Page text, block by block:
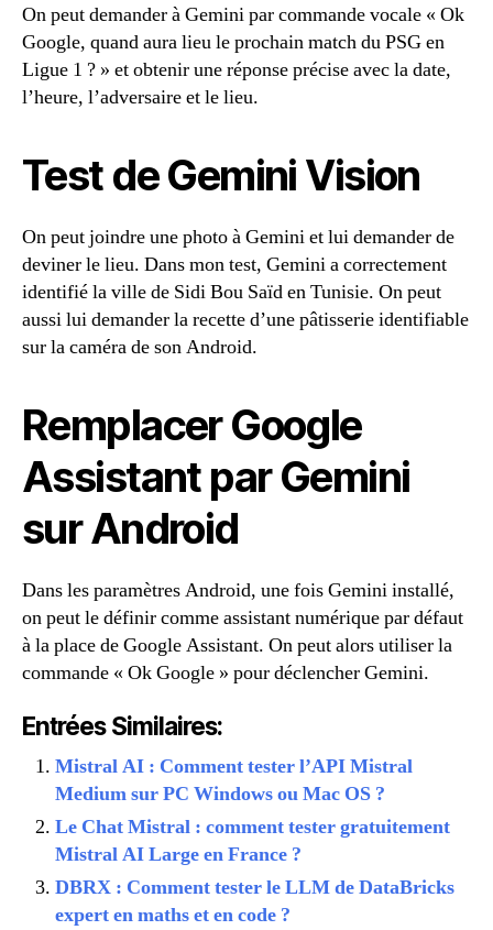
On peut demander à Gemini par commande vocale « Ok
Google, quand aura lieu le prochain match du PSG en
Ligue 1 ? » et obtenir une réponse précise avec la date,
l’heure, l’adversaire et le lieu.
Test de Gemini Vision
On peut joindre une photo à Gemini et lui demander de
deviner le lieu. Dans mon test, Gemini a correctement
identifié la ville de Sidi Bou Saïd en Tunisie. On peut
aussi lui demander la recette d’une pâtisserie identifiable
sur la caméra de son Android.
Remplacer Google
Assistant par Gemini
sur Android
Dans les paramètres Android, une fois Gemini installé,
on peut le définir comme assistant numérique par défaut
à la place de Google Assistant. On peut alors utiliser la
commande « Ok Google » pour déclencher Gemini.
Entrées Similaires:
Mistral AI : Comment tester l’API Mistral
Medium sur PC Windows ou Mac OS ?
Le Chat Mistral : comment tester gratuitement
Mistral AI Large en France ?
DBRX : Comment tester le LLM de DataBricks
expert en maths et en code ?